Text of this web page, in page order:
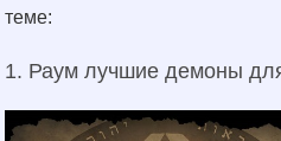
теме:
1. Раум лучшие демоны